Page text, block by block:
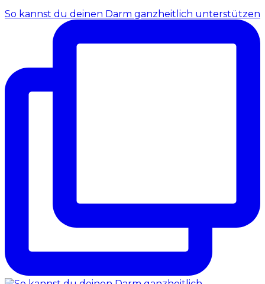
So kannst du deinen Darm ganzheitlich unterstützen